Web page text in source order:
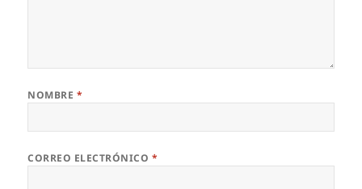
NOMBRE *
CORREO ELECTRÓNICO *